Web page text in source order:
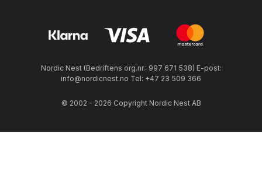
Nordic Nest (Bedriftens org.nr.: 997 671 538) E-post:
info@nordicnest.no Tel: +47 23 509 366
© 2002 - 2026 Copyright Nordic Nest AB